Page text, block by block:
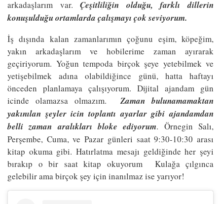
arkadaşlarım var.Çeşitliliğin olduğu, farklı dillerin
konuşulduğu ortamlarda çalışmayı çok seviyorum.
İş dışında kalan zamanlarımın çoğunu eşim, köpeğim,
yakın arkadaşlarım ve hobilerime zaman ayırarak
geçiriyorum. Yoğun tempoda birçok şeye yetebilmek ve
yetişebilmek adına olabildiğince günü, hatta haftayı
önceden planlamaya çalışıyorum. Dijital ajandam gün
icinde olamazsa olmazım.Zaman bulunamamaktan
yakınılan şeyler icin toplantı ayarlar gibi ajandamdan
belli zaman aralıkları bloke ediyorum. Örnegin Salı,
Perşembe, Cuma, ve Pazar günleri saat 9:30-10:30 arası
kitap okuma gibi. Hatırlatma mesajı geldiğinde her şeyi
bırakıp o bir saat kitap okuyorum Kulağa çılgınca
gelebilir ama birçok şey için inanılmaz ise yarıyor!